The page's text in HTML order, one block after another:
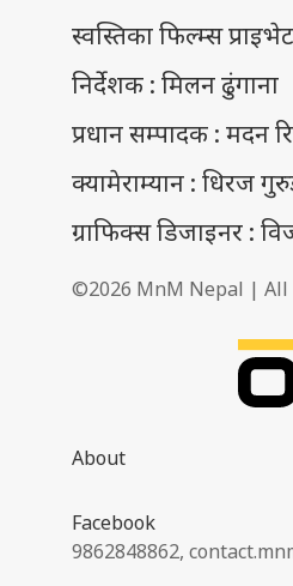
स्वस्तिका फिल्म्स
निर्देशक : मिलन ढुंगाना
प्रधान सम्पादक : मदन
क्यामेराम्यान : धिरज
ग्राफिक्स डिजाइनर :
©2026 MnM Nepal | All
About
Facebook
9862848862,